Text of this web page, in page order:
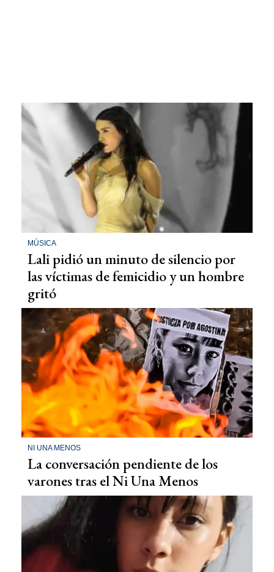
MÚSICA
Lali pidió un minuto de silencio por
las víctimas de femicidio y un hombre
gritó
NI UNA MENOS
La conversación pendiente de los
varones tras el Ni Una Menos